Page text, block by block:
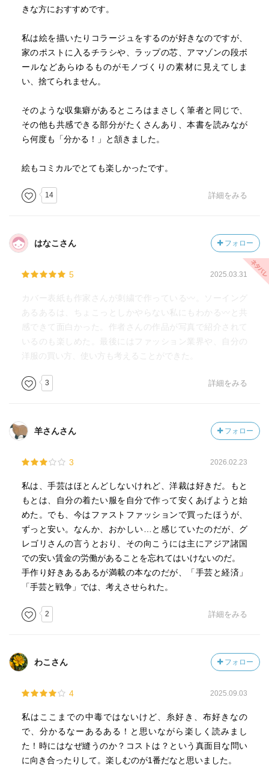
きな方におすすめです。
私は絵を描いたりコラージュをするのが好きなのですが、
家のポストに入るチラシや、ラップの芯、アマゾンの段ボ
ールなどあらゆるものがモノづくりの素材に見えてしま
い、捨てられません。
そのような収集癖があるところはまさしく筆者と同じで、
その他も共感できる部分がたくさんあり、本書を読みなが
ら何度も「分かる！」と頷きました。
絵もコミカルでとても楽しかったです。
14 詳細をみる
はなこさん フォロー
5 2025.03.31
カバー表紙も作家さんが刺繍で作っている〰️。ソーイング
あるあるは、ちょこっとしかやらない私にもわかる〰️と共
感できて面白かった。作者さんの作品が写真で紹介されて
いるのも楽しめた。最後にはファッション業界や、自分の
洋服の買い方、使い方も考えることができた。
3 詳細をみる
羊さんさん フォロー
3 2026.02.23
私は、手芸はほとんどしないけれど、洋裁は好きだ。もと
もとは、自分の着たい服を自分で作って安くあげようと始
めた。でも、今はファストファッションで買ったほうが、
ずっと安い。なんか、おかしい…と感じていたのだが、グ
レゴリさんの言うとおり、その向こうには主にアジア諸国
での安い賃金の労働があることを忘れてはいけないのだ。
手作り好きあるあるが満載の本なのだが、「手芸と経済」
「手芸と戦争」では、考えさせられた。
2 詳細をみる
わこさん フォロー
4 2025.09.03
私はここまでの中毒ではないけど、糸好き、布好きなの
で、分かるなーあるある！と思いながら楽しく読みまし
た！時にはなぜ縫うのか？コストは？という真面目な問い
に向き合ったりして。楽しむのが1番だなと思いました。